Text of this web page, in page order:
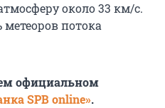
около 33 км/с.
потока
официальном
SPB online».